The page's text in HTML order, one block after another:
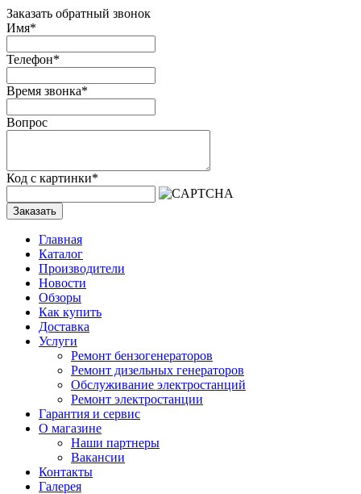
Заказать обратный звонок
Имя*
Телефон*
Время звонка*
Вопрос
Код с картинки*
Заказать
Главная
Каталог
Производители
Новости
Обзоры
Как купить
Доставка
Услуги
Ремонт бензогенераторов
Ремонт дизельных генераторов
Обслуживание электростанций
Ремонт электростанции
Гарантия и сервис
О магазине
Наши партнеры
Вакансии
Контакты
Галерея